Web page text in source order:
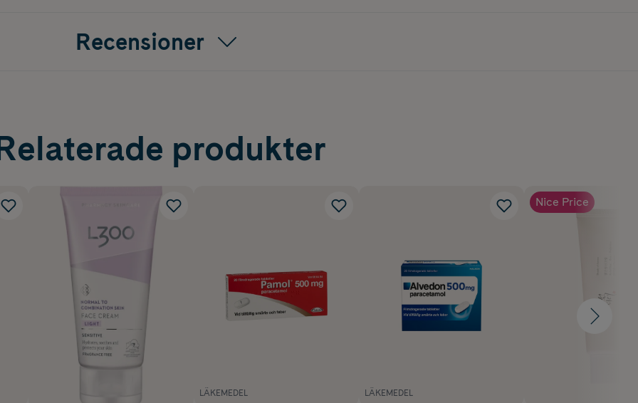
Recensioner
produkter
LÄKEMEDEL LÄKEMEDEL
Nice Price